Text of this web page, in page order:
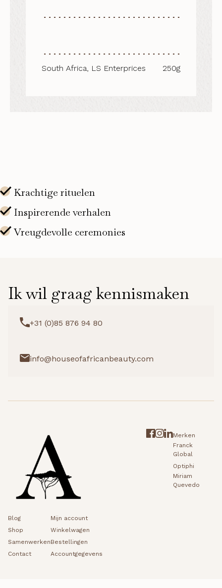
South Africa, LS Enterprices 250g
Ik wil graag kennismaken
+31 (0)85 876 94 80
info@houseofafricanbeauty.com
Merken
Franck
Global
Optiphi
Miriam
Quevedo
Blog
Shop
Samenwerken
Contact
Mijn account
Winkelwagen
Bestellingen
Accountgegevens